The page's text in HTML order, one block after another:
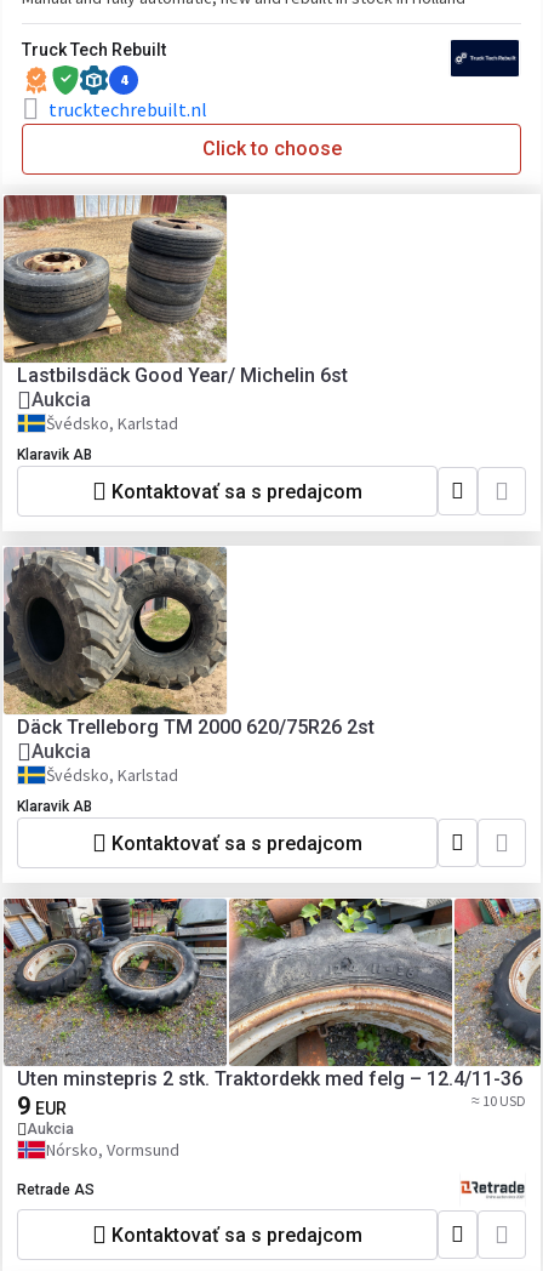
Truck Tech Rebuilt
4
trucktechrebuilt.nl
Click to choose
Lastbilsdäck Good Year/ Michelin 6st
Aukcia
Švédsko, Karlstad
Klaravik AB
Kontaktovať sa s predajcom
Däck Trelleborg TM 2000 620/75R26 2st
Aukcia
Švédsko, Karlstad
Klaravik AB
Kontaktovať sa s predajcom
Uten minstepris 2 stk. Traktordekk med felg – 12.4/11-36
9 EUR
Aukcia
≈ 10 USD
Nórsko, Vormsund
Retrade AS
Kontaktovať sa s predajcom